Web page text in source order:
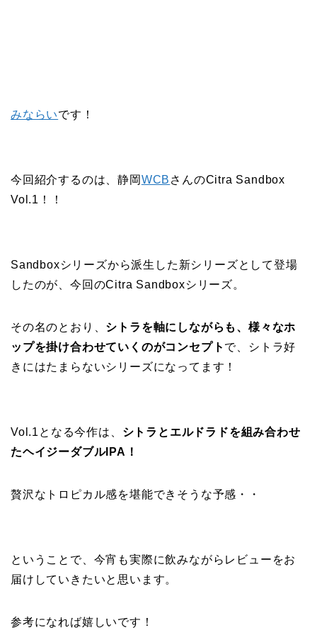
みならいです！
今回紹介するのは、静岡WCB さんのCitra Sandbox
Vol.1！！
Sandboxシリーズから派生した新シリーズとして登場
したのが、今回のCitra Sandboxシリーズ。
その名のとおり、 シトラを軸にしながらも、様々なホ
ップを掛け合わせていくのがコンセプト で、シトラ好
きにはたまらないシリーズになってます！
Vol.1となる今作は、 シトラとエルドラドを組み合わせ
たヘイジーダブルIPA！
贅沢なトロピカル感を堪能できそうな予感・・
ということで、今宵も実際に飲みながらレビューをお
届けしていきたいと思います。
参考になれば嬉しいです！